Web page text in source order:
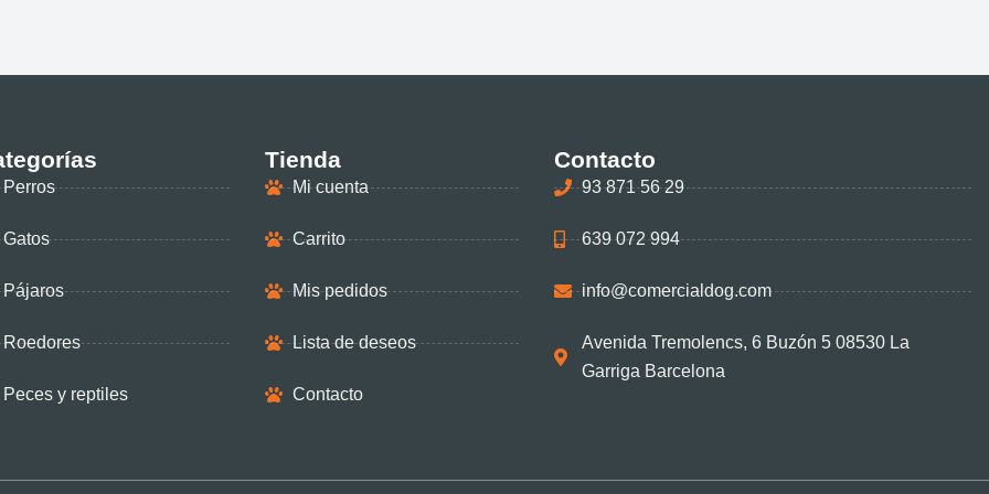
Perros
Gatos
Pájaros
Roedores
Peces y reptiles
Tienda
Mi cuenta
Carrito
Mis pedidos
Lista de deseos
Contacto
Contacto
93 871 56 29
639 072 994
info@comercialdog.com
Avenida Tremolencs, 6 Buzón 5 08530 La
Garriga Barcelona